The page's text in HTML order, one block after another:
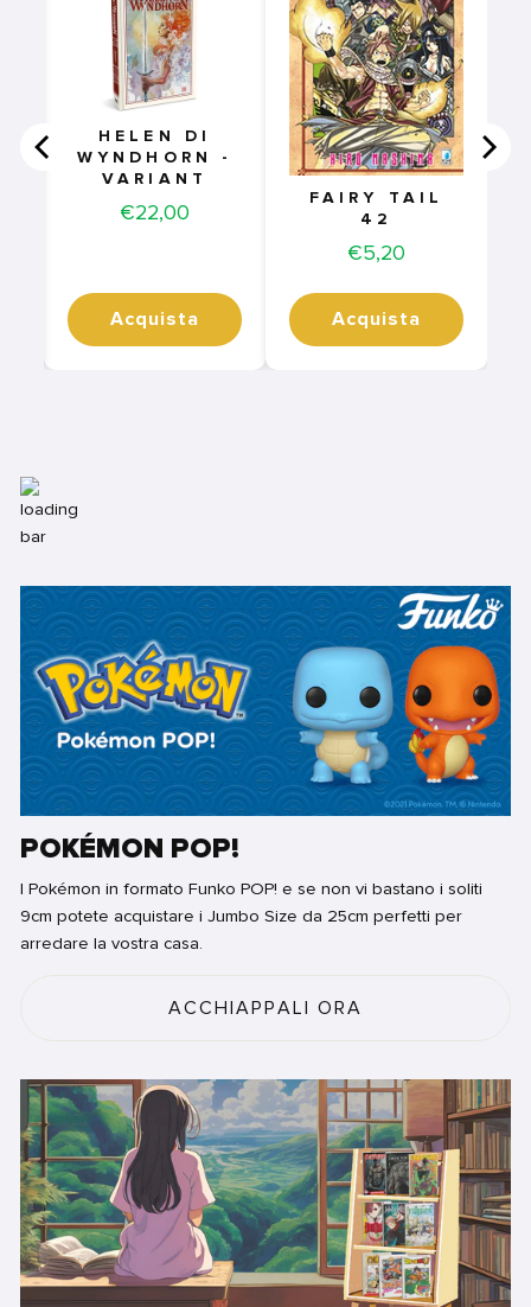
HELEN DI
WYNDHORN -
VARIANT
Price
€22,00
Acquista
FAIRY TAIL
42
Price
€5,20
Acquista
POKÉMON POP!
I Pokémon in formato Funko POP! e se non vi bastano i soliti
9cm potete acquistare i Jumbo Size da 25cm perfetti per
arredare la vostra casa.
ACCHIAPPALI ORA